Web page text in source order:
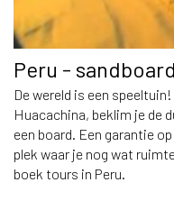
Peru -
De wereld is een
Huacachina, beklim je de
een board. Een garantie
plek waar je nog wat
boek tours in Peru.